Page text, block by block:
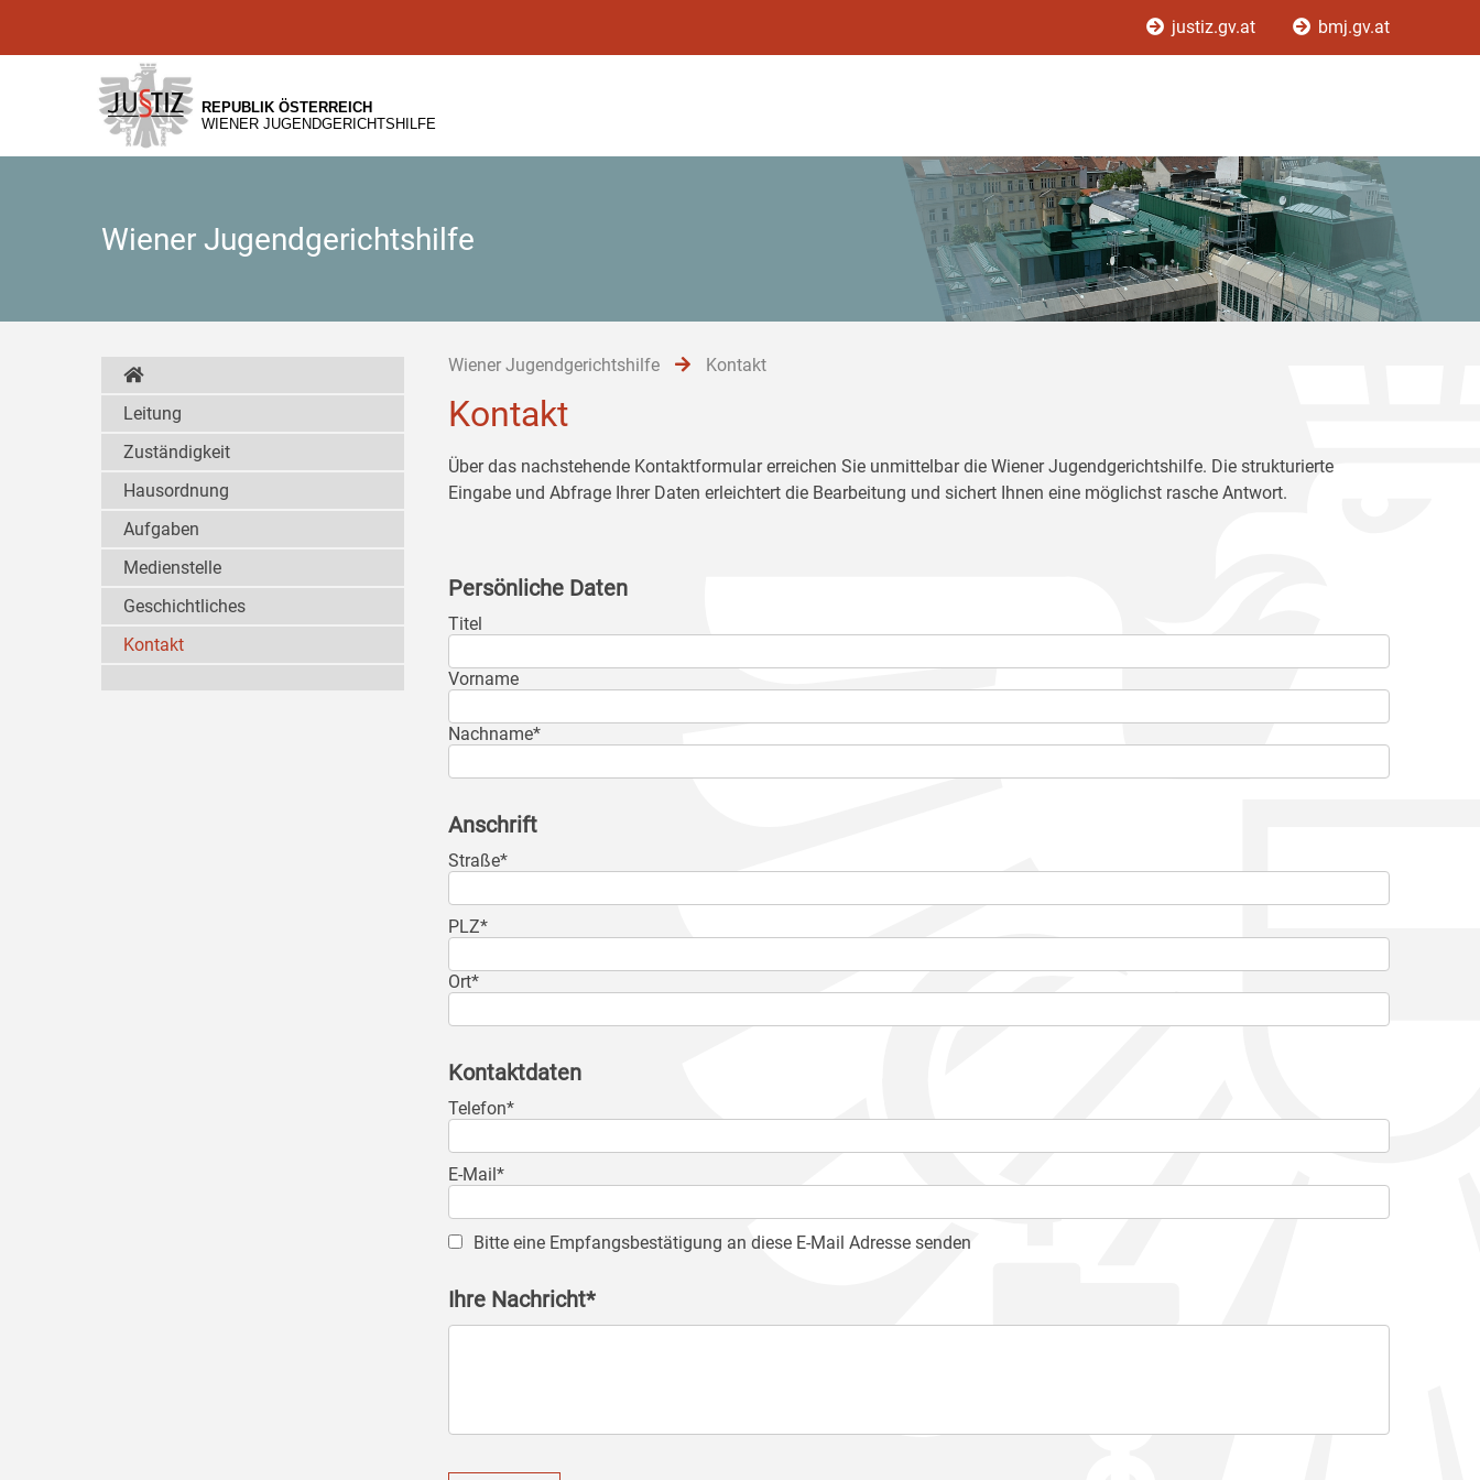
[1]
[2]
[3]
justiz.gv.at bmj.gv.at
REPUBLIK ÖSTERREICH
WIENER JUGENDGERICHTSHILFE
Wiener Jugendgerichtshilfe
Wiener Jugendgerichtshilfe Kontakt
Kontakt
Über das nachstehende Kontaktformular erreichen Sie unmittelbar die Wiener Jugendgerichtshilfe. Die strukturierte
Eingabe und Abfrage Ihrer Daten erleichtert die Bearbeitung und sichert Ihnen eine möglichst rasche Antwort.
Persönliche Daten
Titel
Vorname
Nachname*
Anschrift
Straße*
PLZ*
Ort*
Kontaktdaten
Telefon*
E-Mail*
Bitte eine Empfangsbestätigung an diese E-Mail Adresse senden
Ihre Nachricht*
Leitung
Zuständigkeit
Hausordnung
Aufgaben
Medienstelle
Geschichtliches
Kontakt